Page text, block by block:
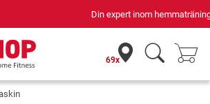
inom hemmaträning i 42 år
69x